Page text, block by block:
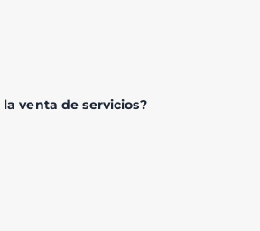
venta de servicios?